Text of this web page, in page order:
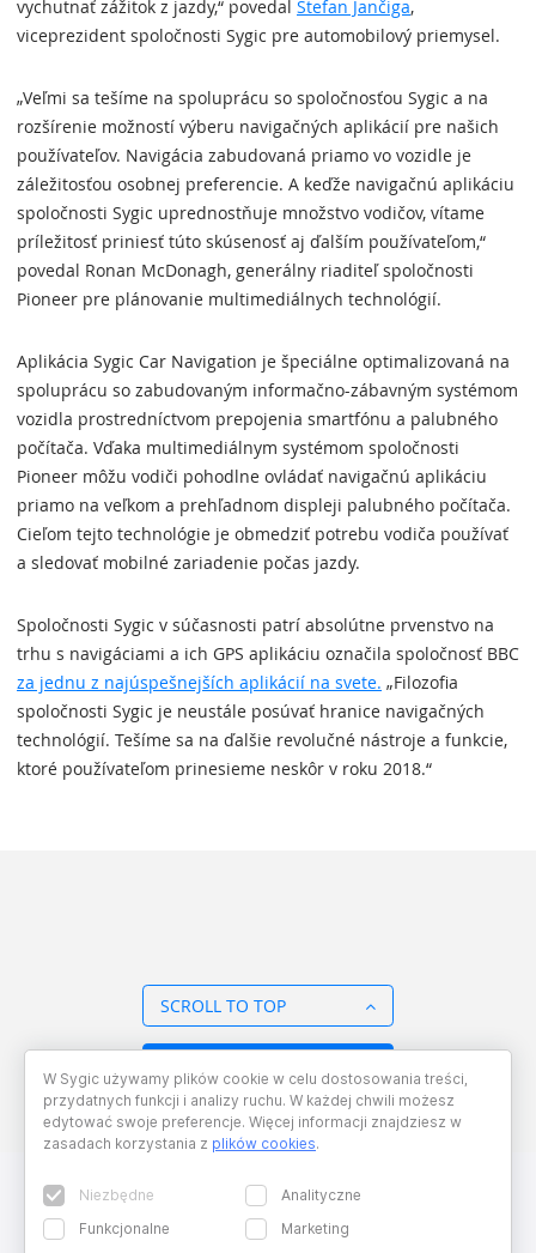
vychutnať zážitok z jazdy,“ povedal Štefan Jančiga,
viceprezident spoločnosti Sygic pre automobilový priemysel.
„Veľmi sa tešíme na spoluprácu so spoločnosťou Sygic a na
rozšírenie možností výberu navigačných aplikácií pre našich
používateľov. Navigácia zabudovaná priamo vo vozidle je
záležitosťou osobnej preferencie. A keďže navigačnú aplikáciu
spoločnosti Sygic uprednostňuje množstvo vodičov, vítame
príležitosť priniesť túto skúsenosť aj ďalším používateľom,“
povedal Ronan McDonagh, generálny riaditeľ spoločnosti
Pioneer pre plánovanie multimediálnych technológií.
Aplikácia Sygic Car Navigation je špeciálne optimalizovaná na
spoluprácu so zabudovaným informačno-zábavným systémom
vozidla prostredníctvom prepojenia smartfónu a palubného
počítača. Vďaka multimediálnym systémom spoločnosti
Pioneer môžu vodiči pohodlne ovládať navigačnú aplikáciu
priamo na veľkom a prehľadnom displeji palubného počítača.
Cieľom tejto technológie je obmedziť potrebu vodiča používať
a sledovať mobilné zariadenie počas jazdy.
Spoločnosti Sygic v súčasnosti patrí absolútne prvenstvo na
trhu s navigáciami a ich GPS aplikáciu označila spoločnosť BBC
za jednu z najúspešnejších aplikácií na svete. „Filozofia
spoločnosti Sygic je neustále posúvať hranice navigačných
technológií. Tešíme sa na ďalšie revolučné nástroje a funkcie,
ktoré používateľom prinesieme neskôr v roku 2018.“
SCROLL TO TOP
W Sygic używamy plików cookie w celu dostosowania treści,
przydatnych funkcji i analizy ruchu. W każdej chwili możesz
edytować swoje preferencje. Więcej informacji znajdziesz w
zasadach korzystania z plików cookies.
Niezbędne
Analityczne
Funkcjonalne
Marketing